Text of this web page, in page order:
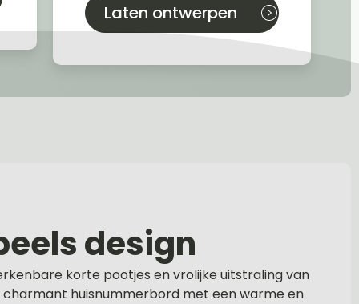
Laten ontwerpen
design
korte pootjes en vrolijke uitstraling van
huisnummerbord met een warme en